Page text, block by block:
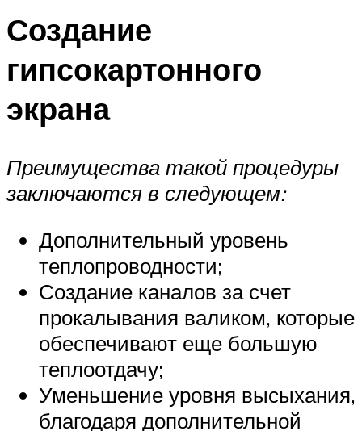
Создание
гипсокартонного
экрана
Преимущества такой процедуры
заключаются в следующем:
Дополнительный уровень
теплопроводности;
Создание каналов за счет
прокалывания валиком, которые
обеспечивают еще большую
теплоотдачу;
Уменьшение уровня высыхания,
благодаря дополнительной